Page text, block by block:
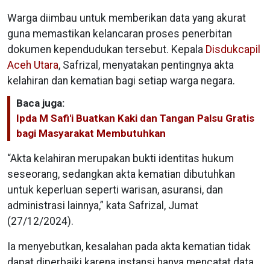
Warga diimbau untuk memberikan data yang akurat
guna memastikan kelancaran proses penerbitan
dokumen kependudukan tersebut. Kepala Disdukcapil
Aceh Utara, Safrizal, menyatakan pentingnya akta
kelahiran dan kematian bagi setiap warga negara.
Baca juga:
Ipda M Safi'i Buatkan Kaki dan Tangan Palsu Gratis
bagi Masyarakat Membutuhkan
“Akta kelahiran merupakan bukti identitas hukum
seseorang, sedangkan akta kematian dibutuhkan
untuk keperluan seperti warisan, asuransi, dan
administrasi lainnya,” kata Safrizal, Jumat
(27/12/2024).
Ia menyebutkan, kesalahan pada akta kematian tidak